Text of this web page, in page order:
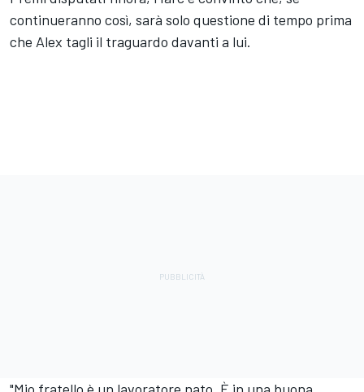
continueranno così, sarà solo questione di tempo prima
che Alex tagli il traguardo davanti a lui.